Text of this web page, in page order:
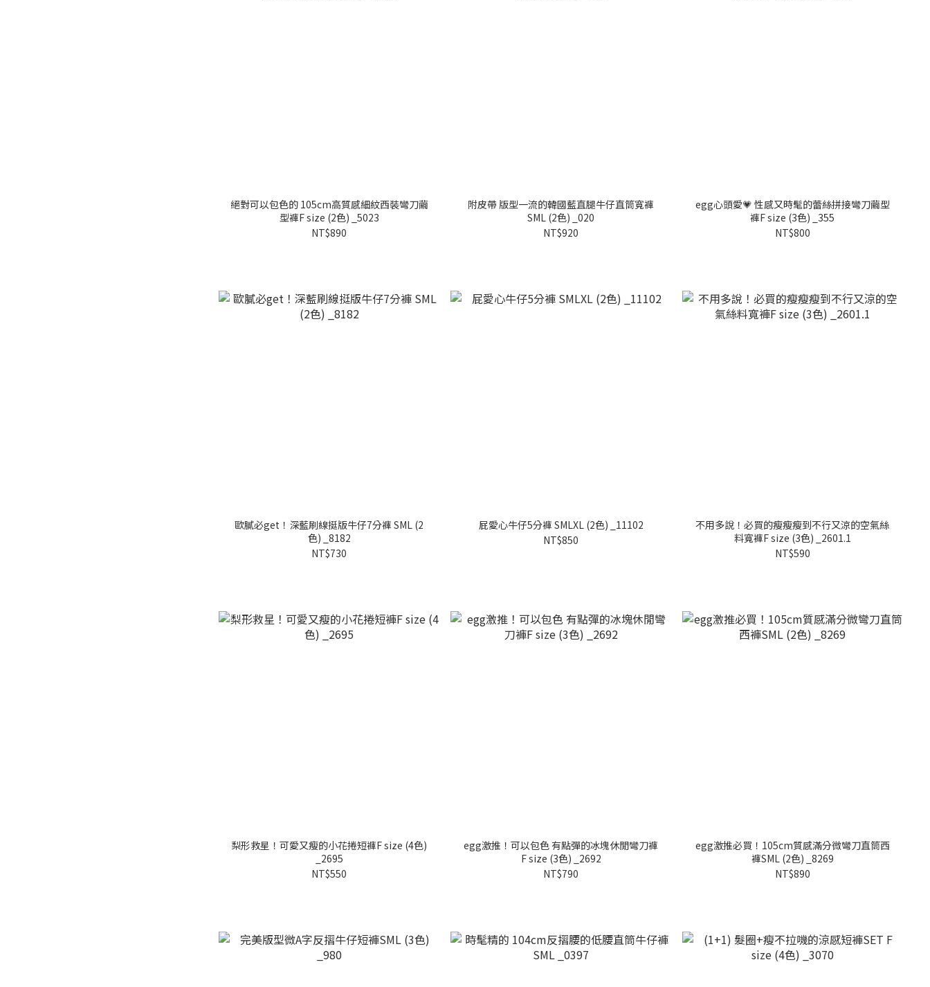
絕對可以包色的 105cm高質感細紋西裝彎刀繭
型褲F size (2色) _5023
NT$890
附皮帶 版型一流的韓國藍直腿牛仔直筒寬褲
SML (2色) _020
NT$920
egg心頭愛💗 性感又時髦的蕾絲拼接彎刀繭型
褲F size (3色) _355
NT$800
歐膩必get！深藍刷線挺版牛仔7分褲 SML (2
色) _8182
NT$730
屁愛心牛仔5分褲 SMLXL (2色) _11102
NT$850
不用多說！必買的瘦瘦瘦到不行又涼的空氣絲
料寬褲F size (3色) _2601.1
NT$590
梨形救星！可愛又瘦的小花捲短褲F size (4色)
_2695
NT$550
egg激推！可以包色 有點彈的冰塊休閒彎刀褲
F size (3色) _2692
NT$790
egg激推必買！105cm質感滿分微彎刀直筒西
褲SML (2色) _8269
NT$890